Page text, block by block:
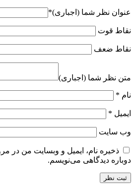
عنوان نظر شما (اجباری)*
نقاط قوت
نقاط ضعف
متن نظر شما (اجباری)
نام *
ایمیل *
وب‌ سایت
ذخیره نام، ایمیل و وبسایت من در
دوباره دیدگاهی می‌نویسم.